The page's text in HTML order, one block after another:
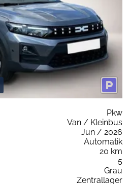
Pkw
Van / Kleinbus
Jun / 2026
Automatik
20 km
5
Grau
Zentrallager